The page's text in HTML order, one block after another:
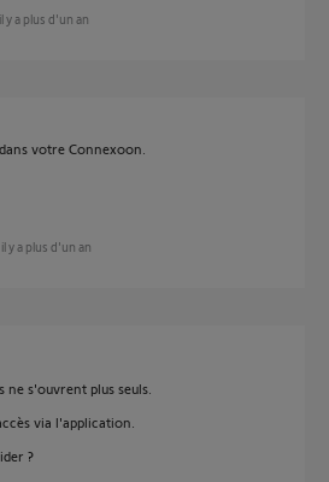
il y a plus d'un an
votre Connexoon.
il y a plus d'un an
ne s'ouvrent plus seuls.
via l'application.
?